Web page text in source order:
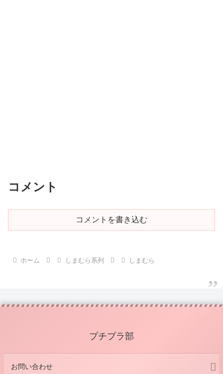
コメント
コメントを書き込む
ホーム しまむら系列 しまむら
プチプラ部
お問い合わせ